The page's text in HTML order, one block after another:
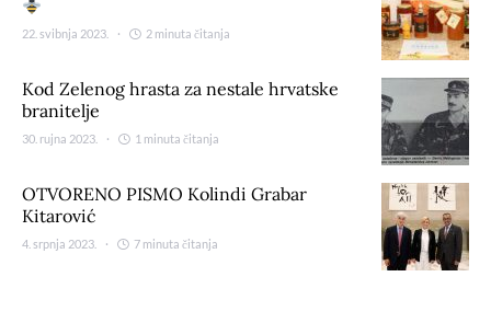
22. svibnja 2023. 2 minuta čitanja
Kod Zelenog hrasta za nestale hrvatske
branitelje
30. rujna 2023. 1 minuta čitanja
OTVORENO PISMO Kolindi Grabar
Kitarović
4. srpnja 2023. 7 minuta čitanja